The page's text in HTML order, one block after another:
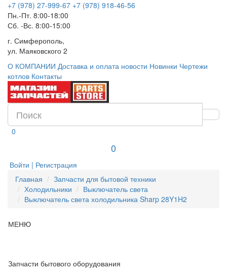
+7 (978) 27-999-67 +7 (978) 918-46-56
Пн.-Пт. 8:00-18:00
Сб. -Вс. 8:00-15:00
г. Симферополь,
ул. Маяковского 2
О КОМПАНИИ Доставка и оплата новости Новинки Чертежи
котлов Контакты
0
0
Войти | Регистрация
Главная
Запчасти для бытовой техники
Холодильники
Выключатель света
Выключатель света холодильника Sharp 28Y1H2
МЕНЮ
Запчасти бытового оборудования